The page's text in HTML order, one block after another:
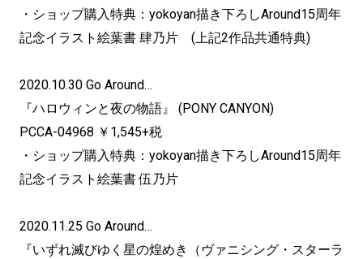
・ショップ購入特典：yokoyan描き下ろしAround15周年
記念イラスト絵葉書 肆乃片 (上記2作品共通特典)
2020.10.30 Go Around…
『ハロウィンと夜の物語』 (PONY CANYON)
PCCA-04968 ￥1,545+税
・ショップ購入特典：yokoyan描き下ろしAround15周年
記念イラスト絵葉書 伍乃片
2020.11.25 Go Around…
『いずれ滅びゆく星の煌めき（ヴァニシング・スターラ